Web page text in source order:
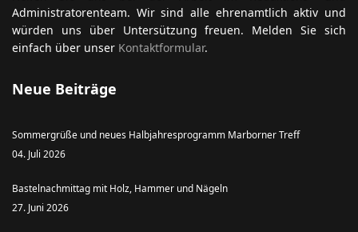
Administratorenteam. Wir sind alle ehrenamtlich aktiv und
würden uns über Untersützung freuen. Melden Sie sich
einfach über unser Kontaktformular.
Neue Beiträge
Sommergrüße und neues Halbjahresprogramm Marborner Treff
04. Juli 2026
Bastelnachmittag mit Holz, Hammer und Nägeln
27. Juni 2026